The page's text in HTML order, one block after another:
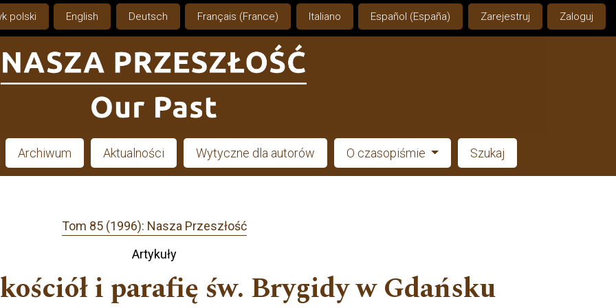
polski English Deutsch Français (France) Italiano Español (España) Zarejestruj Zaloguj
Archiwum Aktualności Wytyczne dla autorów O czasopiśmie Szukaj
Tom 85 (1996): Nasza Przeszłość
Artykuły
i parafię św. Brygidy w Gdańsku